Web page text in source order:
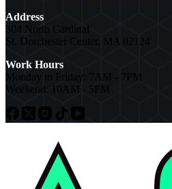
Address
304 North Cardinal
St. Dorchester Center, MA 02124
Work Hours
Monday to Friday: 7AM - 7PM
Weekend: 10AM - 5PM